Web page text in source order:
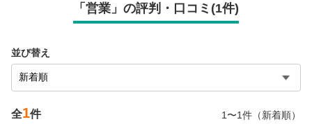
「営業」の評判・口コミ(1件)
並び替え
全1件 1〜1件（新着順）